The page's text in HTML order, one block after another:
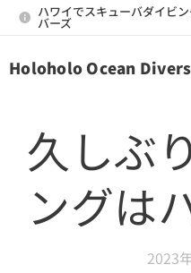
ハワイでスキューバダイビ
バーズ
Holoholo Ocean Divers
久しぶ
ングは
2023